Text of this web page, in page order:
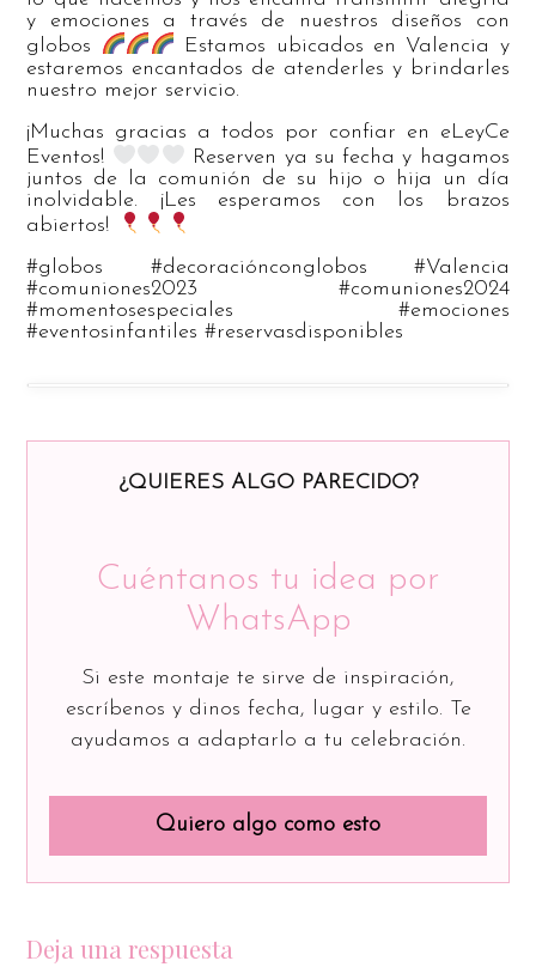
y emociones a través de nuestros diseños con
globos
Estamos ubicados en Valencia y
estaremos encantados de atenderles y brindarles
nuestro mejor servicio.
¡Muchas gracias a todos por confiar en eLeyCe
Eventos!
Reserven ya su fecha y hagamos
juntos de la comunión de su hijo o hija un día
inolvidable. ¡Les esperamos con los brazos
abiertos!
#globos #decoraciónconglobos #Valencia
#comuniones2023 #comuniones2024
#momentosespeciales #emociones
#eventosinfantiles #reservasdisponibles
¿QUIERES ALGO PARECIDO?
Cuéntanos tu idea por
WhatsApp
Si este montaje te sirve de inspiración,
escríbenos y dinos fecha, lugar y estilo. Te
ayudamos a adaptarlo a tu celebración.
Quiero algo como esto
Deja una respuesta